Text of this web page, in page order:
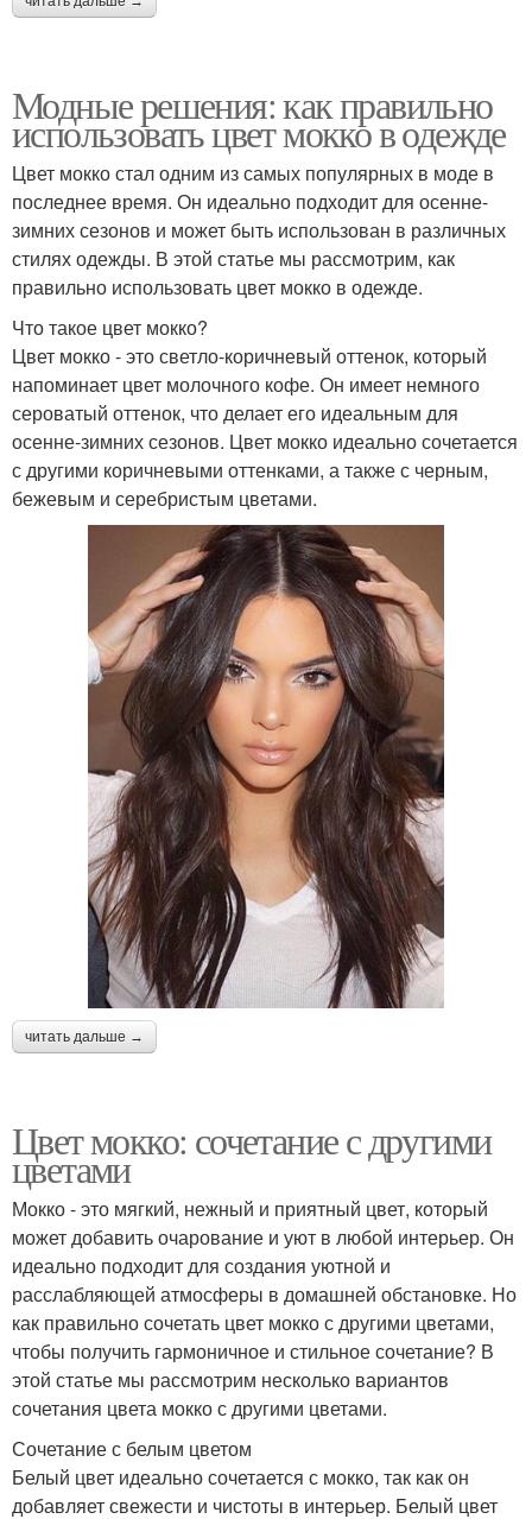
Модные решения: как правильно
использовать цвет мокко в одежде
Цвет мокко стал одним из самых популярных в моде в
последнее время. Он идеально подходит для осенне-
зимних сезонов и может быть использован в различных
стилях одежды. В этой статье мы рассмотрим, как
правильно использовать цвет мокко в одежде.
Что такое цвет мокко?
Цвет мокко - это светло-коричневый оттенок, который
напоминает цвет молочного кофе. Он имеет немного
сероватый оттенок, что делает его идеальным для
осенне-зимних сезонов. Цвет мокко идеально сочетается
с другими коричневыми оттенками, а также с черным,
бежевым и серебристым цветами.
читать дальше →
Цвет мокко: сочетание с другими
цветами
Мокко - это мягкий, нежный и приятный цвет, который
может добавить очарование и уют в любой интерьер. Он
идеально подходит для создания уютной и
расслабляющей атмосферы в домашней обстановке. Но
как правильно сочетать цвет мокко с другими цветами,
чтобы получить гармоничное и стильное сочетание? В
этой статье мы рассмотрим несколько вариантов
сочетания цвета мокко с другими цветами.
Сочетание с белым цветом
Белый цвет идеально сочетается с мокко, так как он
добавляет свежести и чистоты в интерьер. Белый цвет